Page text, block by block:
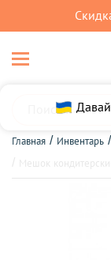
Главная Инвентарь